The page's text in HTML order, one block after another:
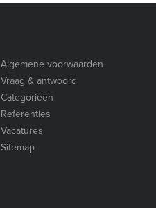
Algemene voorwaarden
Vraag & antwoord
Categorieën
Referenties
Vacatures
Sitemap